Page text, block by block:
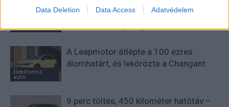
Data Deletion Data Access Adatvédelem
autó
5% lehet a hiba az elektromos autók
akkumulátor-kijelzőjén
Elektromos
autó
A Leapmotor átlépte a 100 ezres
álomhatárt, és lekörözte a Changant
9 perc töltés, 450 kilométer hatótáv –